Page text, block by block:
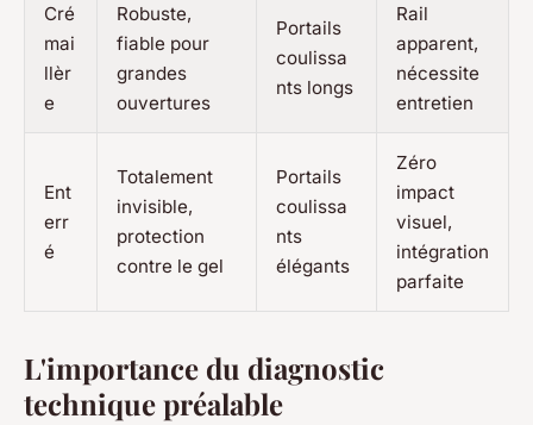
Cré
mai
llèr
e
Robuste,
fiable pour
grandes
ouvertures
Portails
coulissa
nts longs
Rail
apparent,
nécessite
entretien
Ent
err
é
Totalement
invisible,
protection
contre le gel
Portails
coulissa
nts
élégants
Zéro
impact
visuel,
intégration
parfaite
L'importance du diagnostic
technique préalable